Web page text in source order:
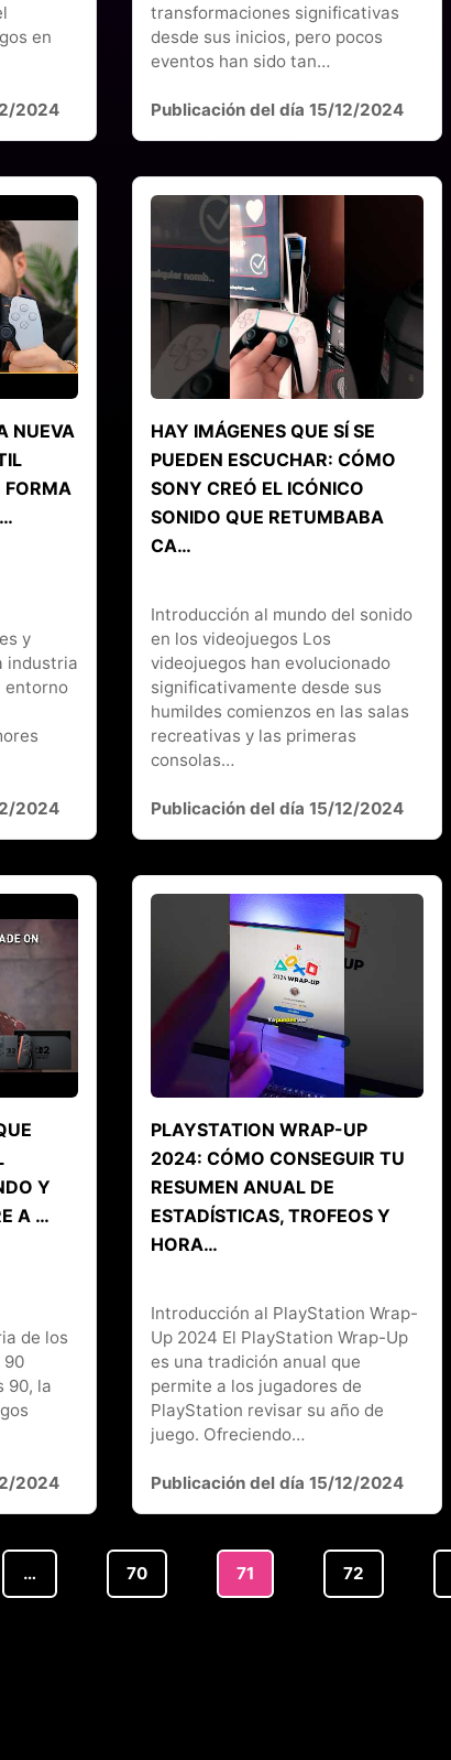
en
2024
transformaciones significativas
desde sus inicios, pero pocos
eventos han sido tan…
Publicación del día 15/12/2024
NUEVA
y
industria
entorno
2024
HAY IMÁGENES QUE SÍ SE
PUEDEN ESCUCHAR: CÓMO
SONY CREÓ EL ICÓNICO
SONIDO QUE RETUMBABA
CA…
Introducción al mundo del sonido
en los videojuegos Los
videojuegos han evolucionado
significativamente desde sus
humildes comienzos en las salas
recreativas y las primeras
consolas…
Publicación del día 15/12/2024
Y
A …
de los
90
90, la
2024
PLAYSTATION WRAP-UP
2024: CÓMO CONSEGUIR TU
RESUMEN ANUAL DE
ESTADÍSTICAS, TROFEOS Y
HORA…
Introducción al PlayStation Wrap-
Up 2024 El PlayStation Wrap-Up
es una tradición anual que
permite a los jugadores de
PlayStation revisar su año de
juego. Ofreciendo…
Publicación del día 15/12/2024
… 70 71 72